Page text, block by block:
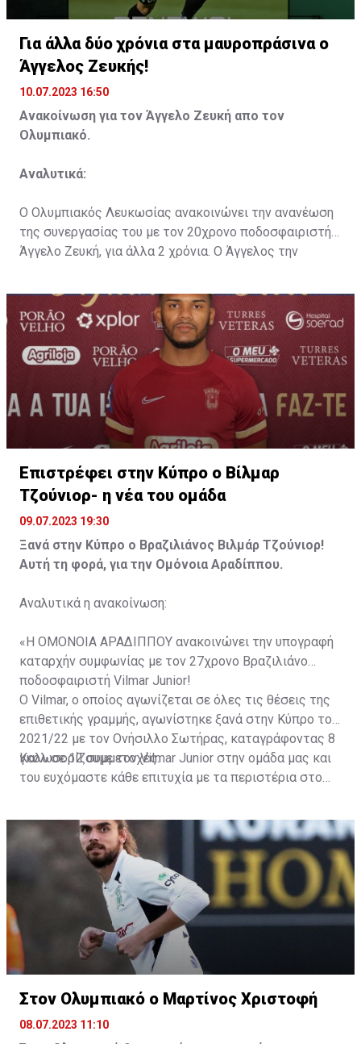
Για άλλα δύο χρόνια στα μαυροπράσινα ο
Άγγελος Ζευκής!
10.07.2023 16:50
Ανακοίνωση για τον Άγγελο Ζευκή απο τον
Ολυμπιακό.
Αναλυτικά:
Ο Ολυμπιακός Λευκωσίας ανακοινώνει την ανανέωση
της συνεργασίας του με τον 20χρονο ποδοσφαιριστή
Άγγελο Ζευκή, για άλλα 2 χρόνια. Ο Άγγελος την
κύπελλο (4 στην αρχική ενδεκάδα και 5 ως αλλαγή).
Ευχόμαστε στον Άγγελο Ζευκή Υγεία, Δύναμη και κάθε
Επιτυχία με τη φανέλα του ΟΛΥΜΠΙΑΚΟΥ ΜΑΣ!
Επιστρέφει στην Κύπρο ο Βίλμαρ
Τζούνιορ- η νέα του ομάδα
09.07.2023 19:30
Ξανά στην Κύπρο ο Βραζιλιάνος Βιλμάρ Τζούνιορ!
Αυτή τη φορά, για την Ομόνοια Αραδίππου.
Αναλυτικά η ανακοίνωση:
«Η ΟΜΟΝΟΙΑ ΑΡΑΔΙΠΠΟΥ ανακοινώνει την υπογραφή
καταρχήν συμφωνίας με τον 27χρονο Βραζιλιάνο
ποδοσφαιριστή Vilmar Junior!
Ο Vilmar, ο οποίος αγωνίζεται σε όλες τις θέσεις της
επιθετικής γραμμής, αγωνίστηκε ξανά στην Κύπρο το
2021/22 με τον Ονήσιλλο Σωτήρας, καταγράφοντας 8
γκολ σε 12 συμμετοχές.
Καλωσορίζουμε τον Vilmar Junior στην ομάδα μας και
του ευχόμαστε κάθε επιτυχία με τα περιστέρια στο
Στον Ολυμπιακό ο Μαρτίνος Χριστοφή
08.07.2023 11:10